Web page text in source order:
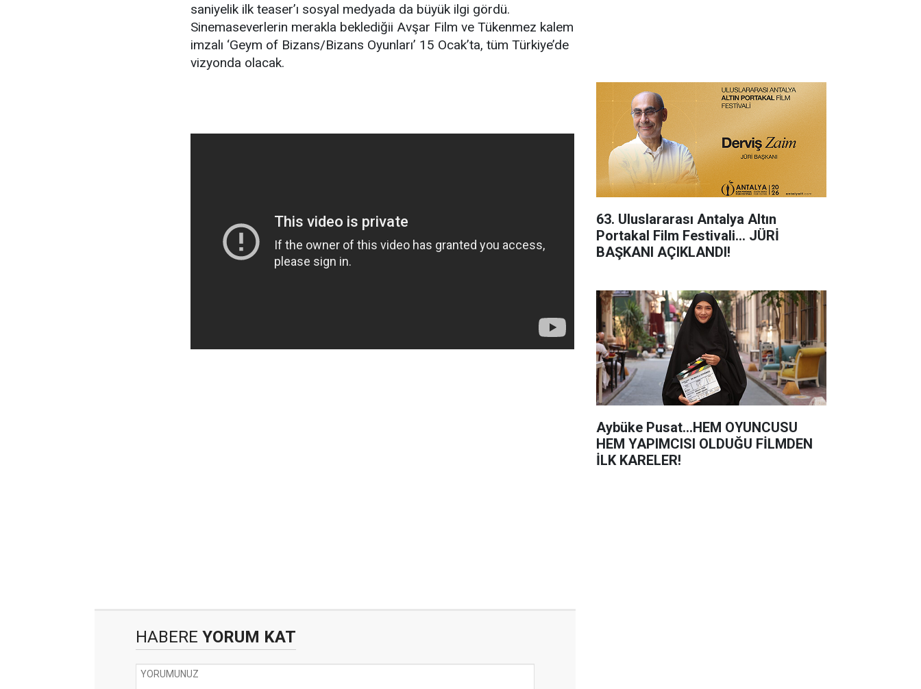
saniyelik ilk teaser’ı sosyal medyada da büyük ilgi gördü.
Sinemaseverlerin merakla beklediğii Avşar Film ve Tükenmez kalem
imzalı ‘Geym of Bizans/Bizans Oyunları’ 15 Ocak’ta, tüm Türkiye’de
vizyonda olacak.
HABERE YORUM KAT
63. Uluslararası Antalya Altın
Portakal Film Festivali... JÜRİ
BAŞKANI AÇIKLANDI!
Aybüke Pusat...HEM OYUNCUSU
HEM YAPIMCISI OLDUĞU FİLMDEN
İLK KARELER!